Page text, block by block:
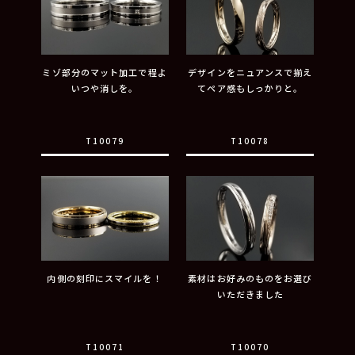
ミゾ部分のマット加工で程よ
いつや消しを。
T10079
デザインをニュアンスで揃え
てペア感もしっかりと。
T10078
内側の刻印にスマイルを！
T10071
素材はお好みのものをお選び
いただきました
T10070